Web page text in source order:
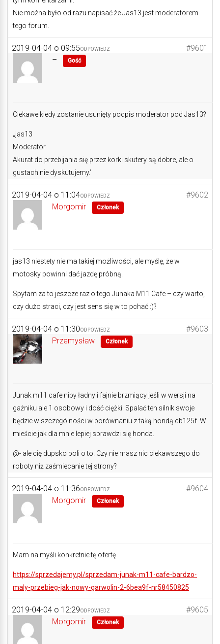
Nie można było od razu napisać że Jas13 jest moderatorem
tego forum.
2019-04-04 o 09:55 #9601
ODPOWIEDZ
– Gość
Ciekawe kiedy zostanie usunięty podpis moderator pod Jas13?
„jas13
Moderator
Akurat do przebijania się przez korki skutery są dobre, ale o
gustach nie dyskutujemy.’
2019-04-04 o 11:04 #9602
ODPOWIEDZ
Morgomir Członek
jas13 niestety nie ma takiej możliwości, ale myślę, że w
motosky powinni dać jazdę próbną.
Spytam za to jeszcze raz o tego Junaka M11 Cafe – czy warto,
czy dużo straci, czy jest sens się w to pchać :)?
2019-04-04 o 11:30 #9603
ODPOWIEDZ
Przemysław Członek
Junak m11 cafe niby ładny i fajnie brzmiący jeśli w wersji na
gaźniku ale 1 osobowy i dość ciężki. Spalać ten silnik swoje
będzie w szczególności w porównaniu z taką hondą cb125f. W
mieście jak dla mnie lepiej sprawdzi się honda.
@- ale cię dupsko boli o to. Czy nie masz nic ciekawszego do
roboty niż zaśmiecanie tej strony?
2019-04-04 o 11:36 #9604
ODPOWIEDZ
Morgomir Członek
Mam na myśli konkretnie tę ofertę
https://sprzedajemy.pl/sprzedam-junak-m11-cafe-bardzo-
maly-przebieg-jak-nowy-garwolin-2-6bea9f-nr58450825
2019-04-04 o 12:29 #9605
ODPOWIEDZ
Morgomir Członek